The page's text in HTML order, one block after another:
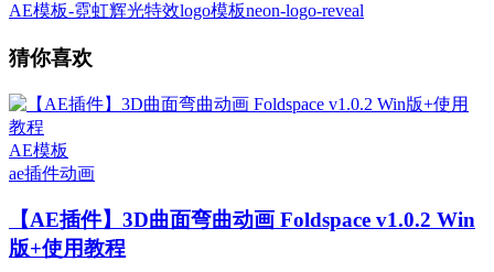
AE模板-霓虹辉光特效logo模板neon-logo-reveal
猜你喜欢
AE模板
ae插件动画
【AE插件】3D曲面弯曲动画 Foldspace v1.0.2 Win
版+使用教程